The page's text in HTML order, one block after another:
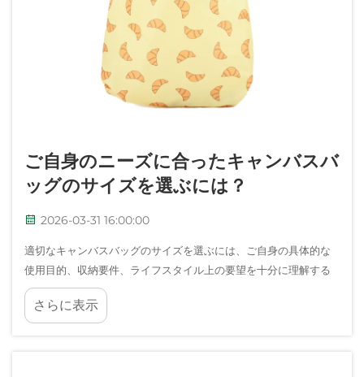
ご自身のニーズに合ったキャンバスバ
ッグのサイズを選ぶには？
2026-03-31 16:00:00
適切なキャンバスバッグのサイズを選ぶには、ご自身の具体的な
使用目的、収納要件、ライフスタイル上の要望を十分に理解する
必要があります。日常の必需品を携帯するためのコンパクトな相
棒が必要か、それとも長期の外出や冒険に備えた spacious（広々
さらに表示